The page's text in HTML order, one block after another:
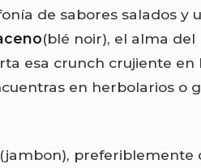
de sabores salados y
(blé noir), el alma
esa crunch crujiente
en herbolarios o
(jambon), preferiblemente